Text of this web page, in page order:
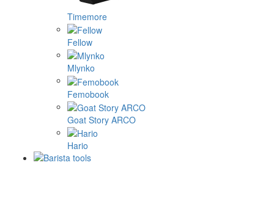
Timemore
Fellow
Mlynko
Femobook
Goat Story ARCO
Hario